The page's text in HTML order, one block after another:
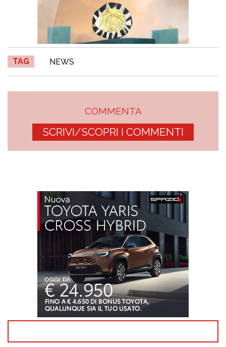
TAG NEWS
COMMENTA
SCRIVI/SCOPRI I COMMENTI